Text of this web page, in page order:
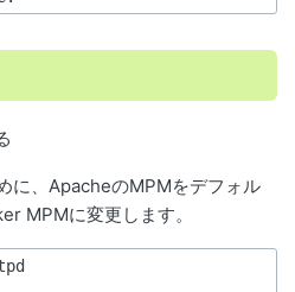
に、ApacheのMPMをデフォル
MPMに変更します。